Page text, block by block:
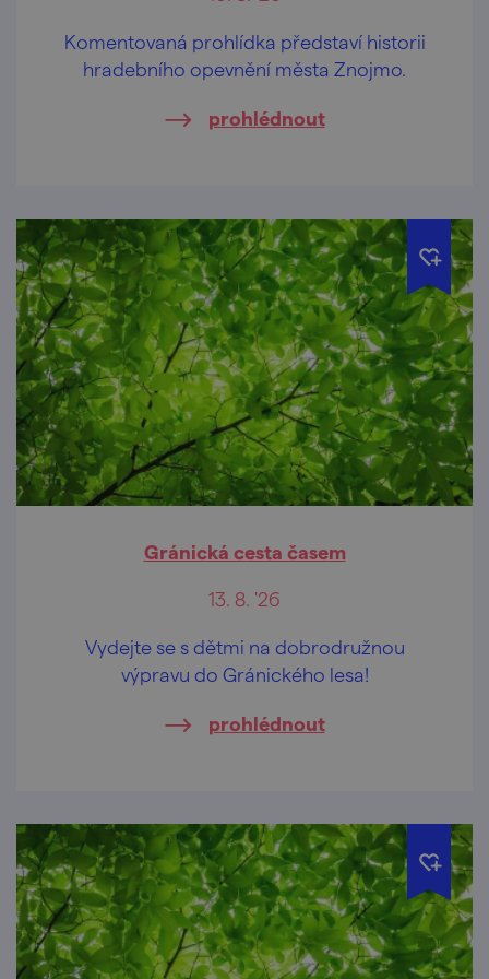
Komentovaná prohlídka představí historii
hradebního opevnění města Znojmo.
prohlédnout
Gránická cesta časem
13. 8. '26
Vydejte se s dětmi na dobrodružnou
výpravu do Gránického lesa!
prohlédnout